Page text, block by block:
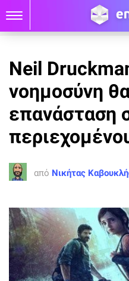
Neil
νοημοσύνη
επανάσταση
από Νικήτας